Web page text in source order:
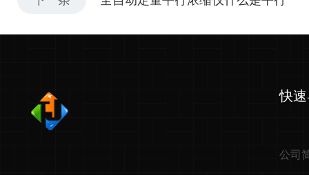
快
公司